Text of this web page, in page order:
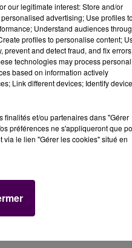
pour une
Mais non,
de ce mardi
d'à peine
sapeurs-
tout mis en
our legitimate interest: Store and/or
advertising; Use profiles to
Understand audiences
profiles to personalise content;
prevent and detect fraud, and fix
technologies may process personal
based on information actively
Link different devices; Identify
finalités et/ou partenaires dans "Gérer
préférences ne s'appliqueront que
via le lien "Gérer les cookies" situé en